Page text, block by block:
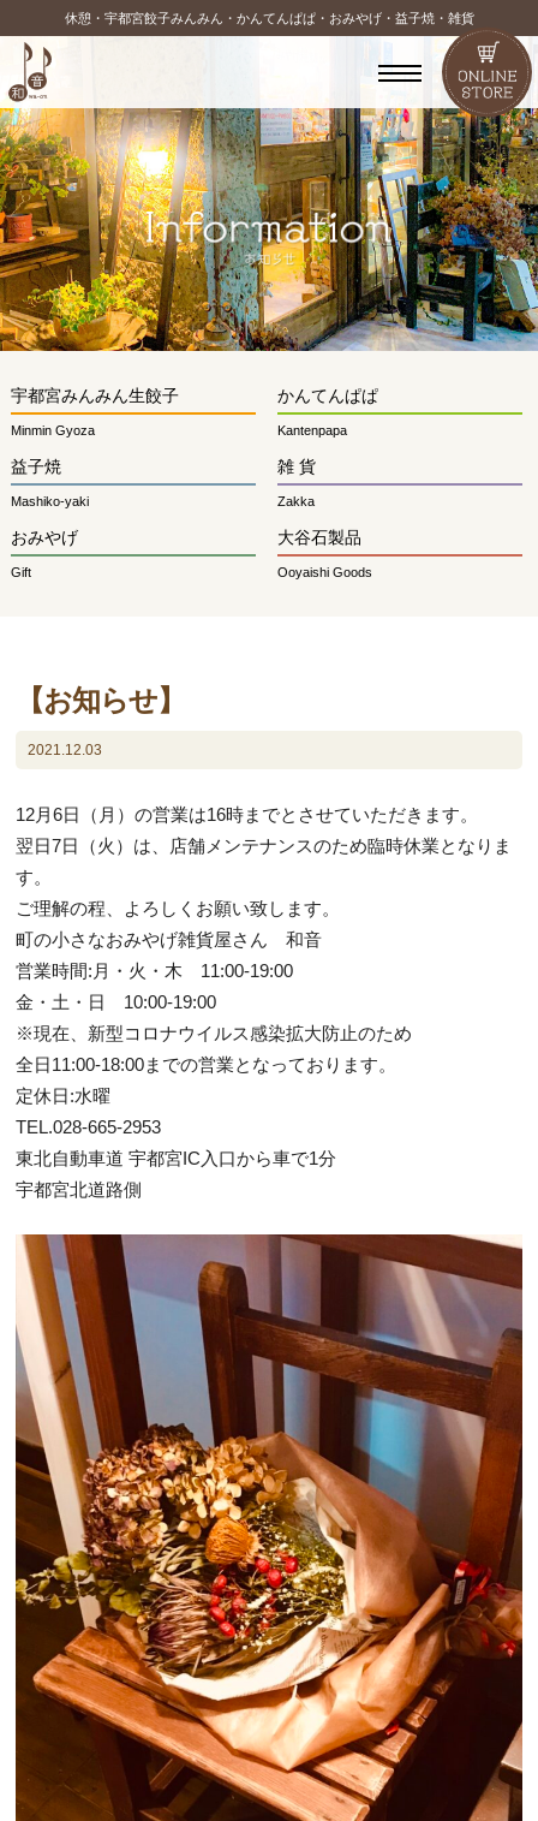
休憩・宇都宮餃子みんみん・かんてんぱぱ・おみやげ・益子焼・雑貨
宇都宮みんみん生餃子
Minmin Gyoza
かんてんぱぱ
Kantenpapa
益子焼
Mashiko-yaki
雑 貨
Zakka
おみやげ
Gift
大谷石製品
Ooyaishi Goods
【お知らせ】
2021.12.03
12月6日（月）の営業は16時までとさせていただきます。
翌日7日（火）は、店舗メンテナンスのため臨時休業となりま
す。
ご理解の程、よろしくお願い致します。
町の小さなおみやげ雑貨屋さん 和音
営業時間:月・火・木 11:00-19:00
金・土・日 10:00-19:00
※現在、新型コロナウイルス感染拡大防止のため
全日11:00-18:00までの営業となっております。
定休日:水曜
TEL.028-665-2953
東北自動車道 宇都宮IC入口から車で1分
宇都宮北道路側